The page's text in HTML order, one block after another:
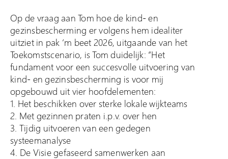
Op de vraag aan Tom hoe de kind- en
gezinsbescherming er volgens hem idealiter
uitziet in pak ‘m beet 2026, uitgaande van het
Toekomstscenario, is Tom duidelijk: “Het
fundament voor een succesvolle uitvoering van
kind- en gezinsbescherming is voor mij
opgebouwd uit vier hoofdelementen:
1. Het beschikken over sterke lokale wijkteams
2. Met gezinnen praten i.p.v. over hen
3. Tijdig uitvoeren van een gedegen
systeemanalyse
4. De Visie gefaseerd samenwerken aan